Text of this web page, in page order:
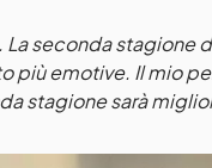
seconda stagione
più emotive. Il mio
stagione sarà